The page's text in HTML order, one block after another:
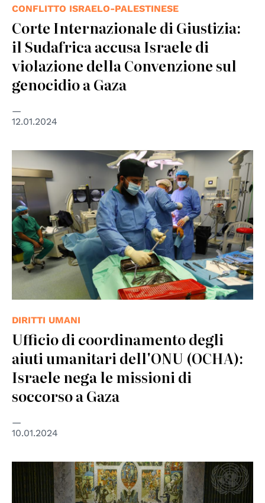
CONFLITTO ISRAELO-PALESTINESE
Corte Internazionale di Giustizia:
il Sudafrica accusa Israele di
violazione della Convenzione sul
genocidio a Gaza
12.01.2024
© WHO
DIRITTI UMANI
Ufficio di coordinamento degli
aiuti umanitari dell'ONU (OCHA):
Israele nega le missioni di
soccorso a Gaza
10.01.2024
© UN Photo/Loey Felipe